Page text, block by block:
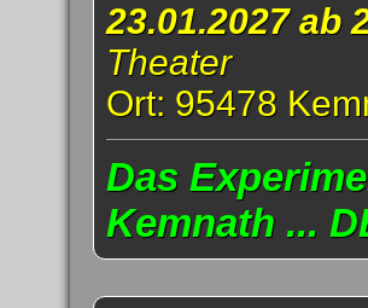
23.01.2027 ab
Theater
Ort: 95478
Das
Kemnath ...